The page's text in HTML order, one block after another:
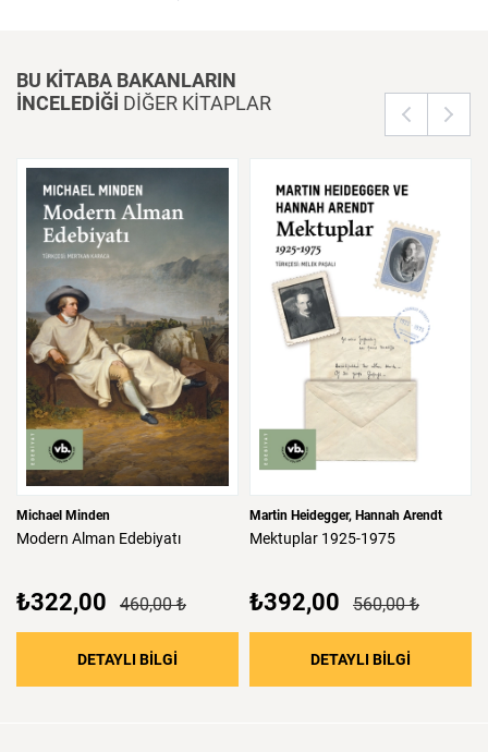
BU KİTABA BAKANLARIN
İNCELEDİĞİ DİĞER KİTAPLAR
Michael Minden
Modern Alman Edebiyatı
₺322,00 460,00 ₺
DETAYLI BİLGİ : Modern Alman Edebiyatı
Martin Heidegger Hannah Arendt
Mektuplar 1925-1975
₺392,00 560,00 ₺
DETAYLI BİLGİ